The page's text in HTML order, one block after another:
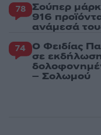
78 Σούπερ
916
ανάμεσά
74 Ο Φειδίας
σε
– Σολωμού